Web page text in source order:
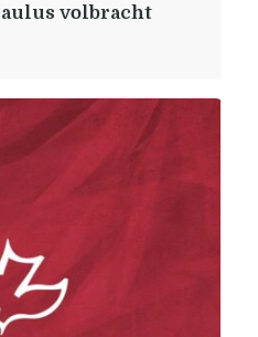
volbracht